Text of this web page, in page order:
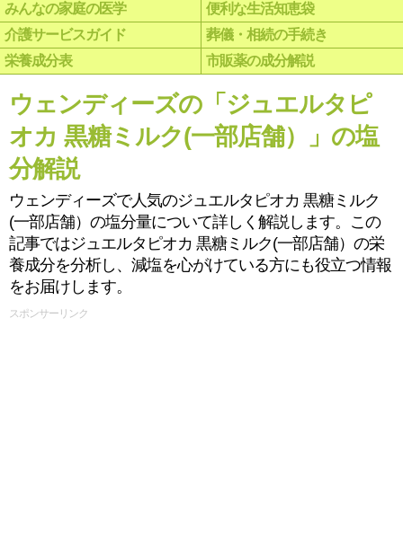
みんなの家庭の医学
便利な生活知恵袋
介護サービスガイド
葬儀・相続の手続き
栄養成分表
市販薬の成分解説
ウェンディーズの「ジュエルタピ
オカ 黒糖ミルク(一部店舗）」の塩
分解説
ウェンディーズで人気のジュエルタピオカ 黒糖ミルク
(一部店舗）の塩分量について詳しく解説します。この
記事ではジュエルタピオカ 黒糖ミルク(一部店舗）の栄
養成分を分析し、減塩を心がけている方にも役立つ情報
をお届けします。
スポンサーリンク